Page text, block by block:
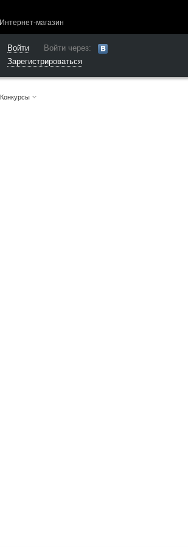
Интернет-магазин
Войти
Войти через:
Зарегистрироваться
Конкурсы